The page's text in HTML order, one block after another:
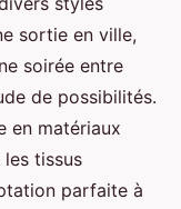
sortie en ville,
soirée entre
de possibilités.
en matériaux
tissus
parfaite à